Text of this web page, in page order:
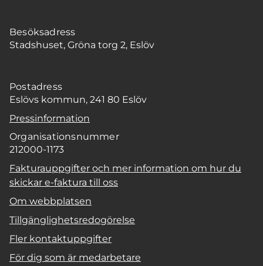
Besöksadress
Stadshuset, Gröna torg 2, Eslöv
Postadress
Eslövs kommun, 241 80 Eslöv
Pressinformation
Organisationsnummer
212000-1173
Fakturauppgifter och mer information om hur du
skickar e-faktura till oss
Om webbplatsen
Tillgänglighetsredogörelse
Fler kontaktuppgifter
För dig som är medarbetare